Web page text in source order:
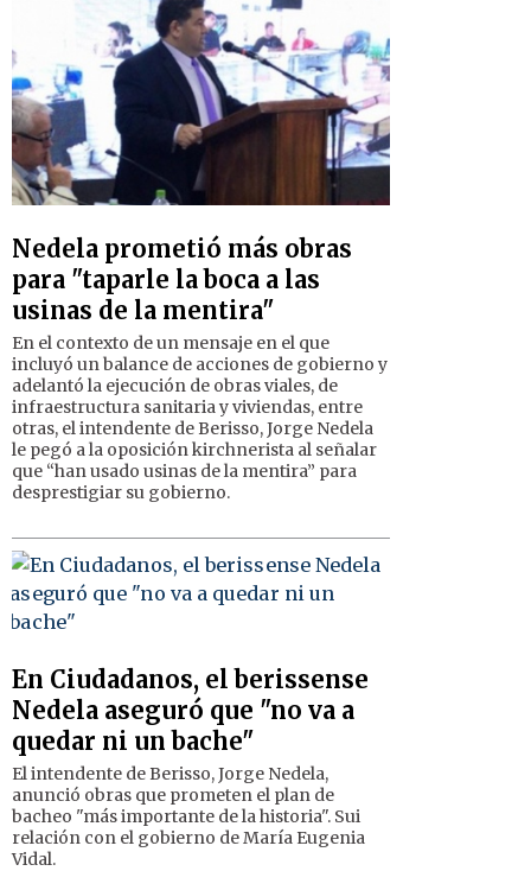
Nedela prometió más obras
para "taparle la boca a las
usinas de la mentira"
En el contexto de un mensaje en el que
incluyó un balance de acciones de gobierno y
adelantó la ejecución de obras viales, de
infraestructura sanitaria y viviendas, entre
otras, el intendente de Berisso, Jorge Nedela
le pegó a la oposición kirchnerista al señalar
que “han usado usinas de la mentira” para
desprestigiar su gobierno.
En Ciudadanos, el berissense
Nedela aseguró que "no va a
quedar ni un bache"
El intendente de Berisso, Jorge Nedela,
anunció obras que prometen el plan de
bacheo "más importante de la historia". Sui
relación con el gobierno de María Eugenia
Vidal.